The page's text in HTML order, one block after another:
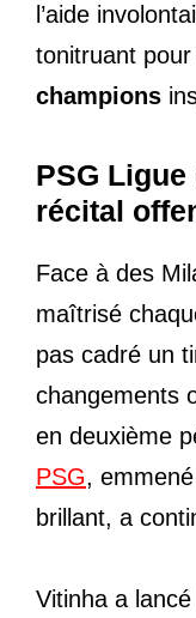
l’aide
tonitruant pour
champions
PSG
récital
Face à des
maîtrisé
pas cadré un
changements
en deuxième
PSG,
brillant, a
Vitinha a